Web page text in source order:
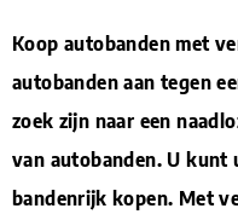
Koop autobanden met
autobanden aan tegen
zoek zijn naar een
van autobanden. U kunt
bandenrijk kopen. Met